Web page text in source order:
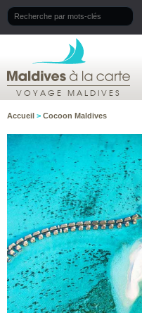
VOYAGE MALDIVES
Accueil > Cocoon Maldives